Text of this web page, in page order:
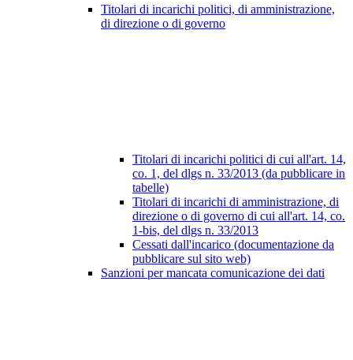
Titolari di incarichi politici, di amministrazione,
di direzione o di governo
Titolari di incarichi politici di cui all'art. 14,
co. 1, del dlgs n. 33/2013 (da pubblicare in
tabelle)
Titolari di incarichi di amministrazione, di
direzione o di governo di cui all'art. 14, co.
1-bis, del dlgs n. 33/2013
Cessati dall'incarico (documentazione da
pubblicare sul sito web)
Sanzioni per mancata comunicazione dei dati